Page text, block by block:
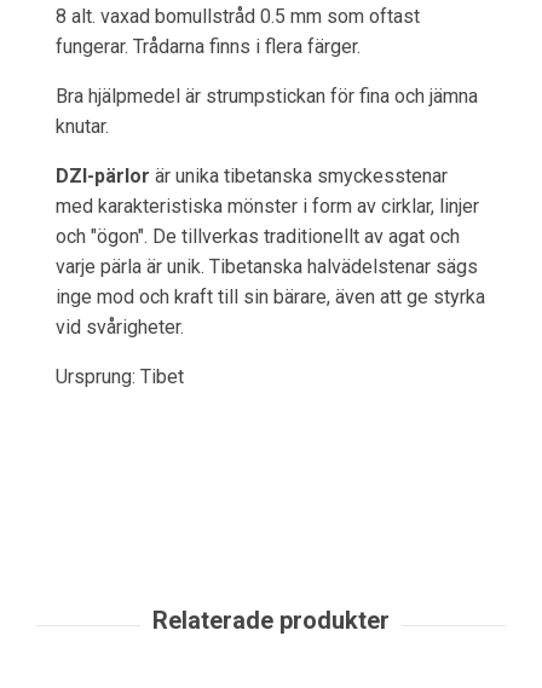
8 alt. vaxad bomullstråd 0.5 mm som oftast
fungerar. Trådarna finns i flera färger.
Bra hjälpmedel är strumpstickan för fina och jämna
knutar.
DZI-pärlor är unika tibetanska smyckesstenar
med karakteristiska mönster i form av cirklar, linjer
och "ögon". De tillverkas traditionellt av agat och
varje pärla är unik. Tibetanska halvädelstenar sägs
inge mod och kraft till sin bärare, även att ge styrka
vid svårigheter.
Ursprung: Tibet